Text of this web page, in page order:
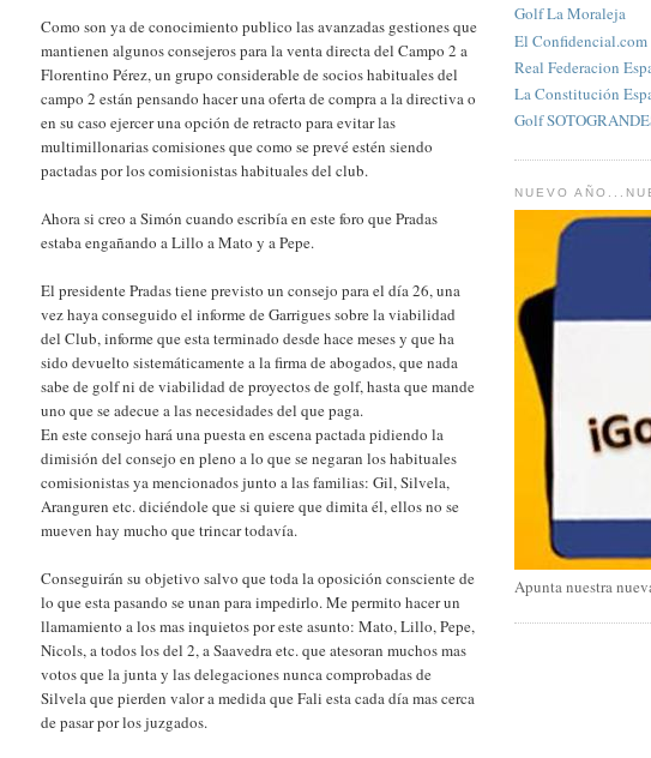
Como son ya de conocimiento publico las avanzadas gestiones que
mantienen algunos consejeros para la venta directa del Campo 2 a
Florentino Pérez, un grupo considerable de socios habituales del
campo 2 están pensando hacer una oferta de compra a la directiva o
en su caso ejercer una opción de retracto para evitar las
multimillonarias comisiones que como se prevé estén siendo
pactadas por los comisionistas habituales del club.
Ahora si creo a Simón cuando escribía en este foro que Pradas
estaba engañando a Lillo a Mato y a Pepe.
El presidente Pradas tiene previsto un consejo para el día 26, una
vez haya conseguido el informe de Garrigues sobre la viabilidad
del Club, informe que esta terminado desde hace meses y que ha
sido devuelto sistemáticamente a la firma de abogados, que nada
sabe de golf ni de viabilidad de proyectos de golf, hasta que mande
uno que se adecue a las necesidades del que paga.
En este consejo hará una puesta en escena pactada pidiendo la
dimisión del consejo en pleno a lo que se negaran los habituales
comisionistas ya mencionados junto a las familias: Gil, Silvela,
Aranguren etc. diciéndole que si quiere que dimita él, ellos no se
mueven hay mucho que trincar todavía.
Conseguirán su objetivo salvo que toda la oposición consciente de
lo que esta pasando se unan para impedirlo. Me permito hacer un
llamamiento a los mas inquietos por este asunto: Mato, Lillo, Pepe,
Nicols, a todos los del 2, a Saavedra etc. que atesoran muchos mas
votos que la junta y las delegaciones nunca comprobadas de
Silvela que pierden valor a medida que Fali esta cada día mas cerca
de pasar por los juzgados.
Golf La Moraleja
El Confidencial.com
Real Federacion
La Constitución
Golf
NUEVO
Apunta nuestra